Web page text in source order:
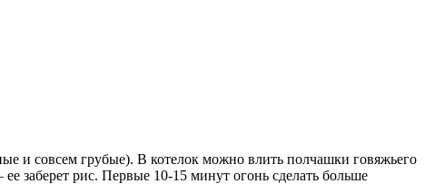
и совсем грубые). В котелок можно влить полчашки говяжьего
заберет рис. Первые 10-15 минут огонь сделать больше